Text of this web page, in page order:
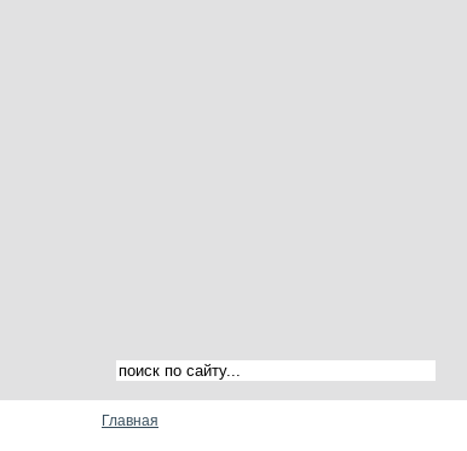
Главная